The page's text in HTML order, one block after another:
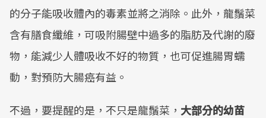
的分子能吸收體內的毒素並將之消除。此外，龍鬚菜
含有膳食纖維，可吸附腸壁中過多的脂肪及代謝的廢
物，能減少人體吸收不好的物質，也可促進腸胃蠕
動，對預防大腸癌有益。
不過，要提醒的是，不只是龍鬚菜， 大部分的幼苗